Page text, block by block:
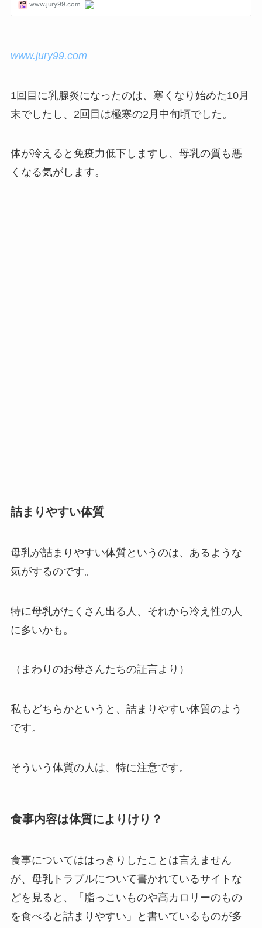
www.jury99.com
1回目に乳腺炎になったのは、寒くなり始めた10月
末でしたし、2回目は極寒の2月中旬頃でした。
体が冷えると免疫力低下しますし、母乳の質も悪
くなる気がします。
詰まりやすい体質
母乳が詰まりやすい体質というのは、あるような
気がするのです。
特に母乳がたくさん出る人、それから冷え性の人
に多いかも。
（まわりのお母さんたちの証言より）
私もどちらかというと、詰まりやすい体質のよう
です。
そういう体質の人は、特に注意です。
食事内容は体質によりけり？
食事についてははっきりしたことは言えません
が、母乳トラブルについて書かれているサイトな
どを見ると、「脂っこいものや高カロリーのもの
を食べると詰まりやすい」と書いているものが多